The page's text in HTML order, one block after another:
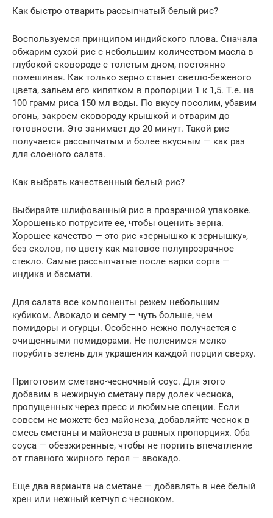
Как быстро отварить рассыпчатый белый рис?
Воспользуемся принципом индийского плова. Сначала
обжарим сухой рис с небольшим количеством масла в
глубокой сковороде с толстым дном, постоянно
помешивая. Как только зерно станет светло-бежевого
цвета, зальем его кипятком в пропорции 1 к 1,5. Т.е. на
100 грамм риса 150 мл воды. По вкусу посолим, убавим
огонь, закроем сковороду крышкой и отварим до
готовности. Это занимает до 20 минут. Такой рис
получается рассыпчатым и более вкусным — как раз
для слоеного салата.
Как выбрать качественный белый рис?
Выбирайте шлифованный рис в прозрачной упаковке.
Хорошенько потрусите ее, чтобы оценить зерна.
Хорошее качество — это рис «зернышко к зернышку»,
без сколов, по цвету как матовое полупрозрачное
стекло. Самые рассыпчатые после варки сорта —
индика и басмати.
Для салата все компоненты режем небольшим
кубиком. Авокадо и семгу — чуть больше, чем
помидоры и огурцы. Особенно нежно получается с
очищенными помидорами. Не поленимся мелко
порубить зелень для украшения каждой порции сверху.
Приготовим сметано-чесночный соус. Для этого
добавим в нежирную сметану пару долек чеснока,
пропущенных через пресс и любимые специи. Если
совсем не можете без майонеза, добавляйте чеснок в
смесь сметаны и майонеза в равных пропорциях. Оба
соуса — обезжиренные, чтобы не портить впечатление
от главного жирного героя — авокадо.
Еще два варианта на сметане — добавлять в нее белый
хрен или нежный кетчуп с чесноком.